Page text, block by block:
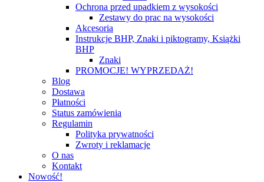
Ochrona przed upadkiem z wysokości
Zestawy do prac na wysokości
Akcesoria
Instrukcje BHP, Znaki i piktogramy, Książki
BHP
Znaki
PROMOCJE! WYPRZEDAŻ!
Blog
Dostawa
Płatności
Status zamówienia
Regulamin
Polityka prywatności
Zwroty i reklamacje
O nas
Kontakt
Nowość!